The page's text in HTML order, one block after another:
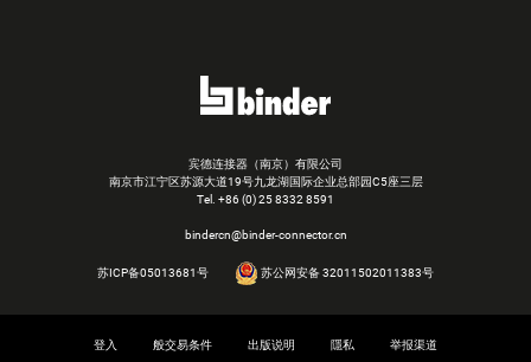
宾德连接器（南京）有限公司
南京市江宁区苏源大道19号九龙湖国际企业总部园C5座三层
Tel. +86 (0) 25 8332 8591
bindercn@binder-connector.cn
苏ICP备05013681号 苏公网安备 32011502011383号
登入 般交易条件 出版说明 隱私 举报渠道